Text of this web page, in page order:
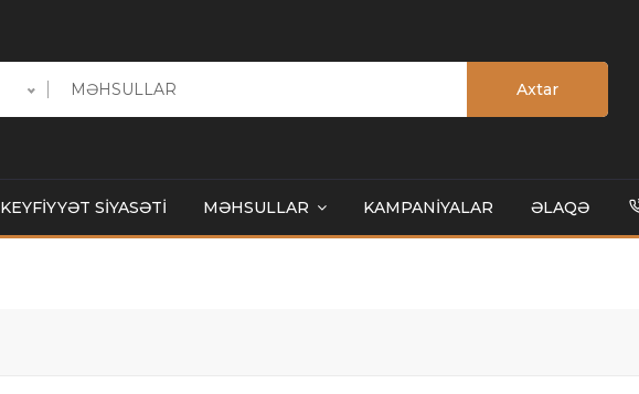
Axtar
KEYFİYYƏT SİYASƏTİ MƏHSULLAR KAMPANİYALAR ƏLAQƏ